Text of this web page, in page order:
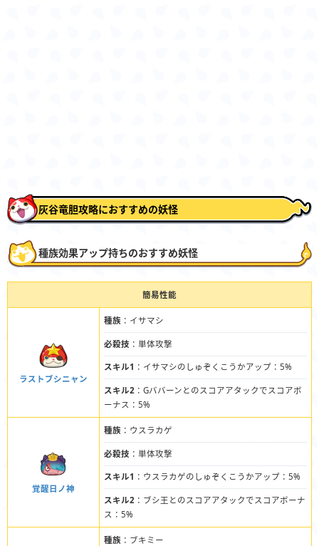
灰谷竜胆攻略におすすめの妖怪
種族効果アップ持ちのおすすめ妖怪
簡易性能
ラストブシニャン
種族 ：イサマシ
必殺技 ：単体攻撃
スキル1 ：イサマシのしゅぞくこうかアップ：5%
スキル2 ：Gババーンとのスコアアタックでスコアボ
ーナス：5%
覚醒日ノ神
種族 ：ウスラカゲ
必殺技 ：単体攻撃
スキル1 ：ウスラカゲのしゅぞくこうかアップ：5%
スキル2 ：ブシ王とのスコアアタックでスコアボーナ
ス：5%
種族 ：ブキミー